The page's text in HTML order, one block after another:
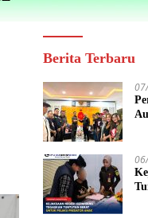
Berita Terbaru